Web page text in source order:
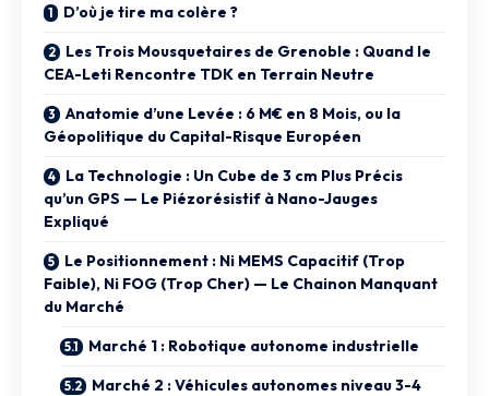
D’où je tire ma colère ?
Les Trois Mousquetaires de Grenoble : Quand le
CEA-Leti Rencontre TDK en Terrain Neutre
Anatomie d’une Levée : 6 M€ en 8 Mois, ou la
Géopolitique du Capital-Risque Européen
La Technologie : Un Cube de 3 cm Plus Précis
qu’un GPS — Le Piézorésistif à Nano-Jauges
Expliqué
Le Positionnement : Ni MEMS Capacitif (Trop
Faible), Ni FOG (Trop Cher) — Le Chainon Manquant
du Marché
Marché 1 : Robotique autonome industrielle
Marché 2 : Véhicules autonomes niveau 3-4